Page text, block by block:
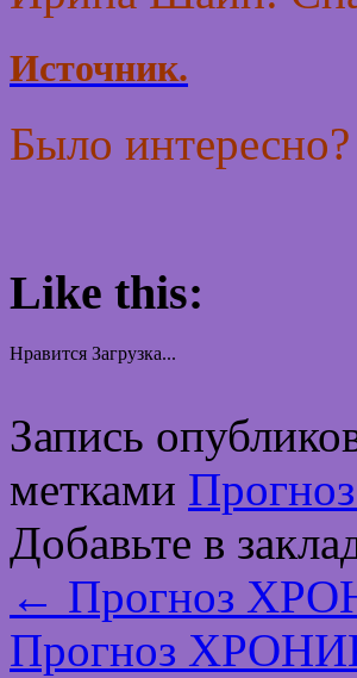
Источник.
Было
Like this:
Нравится Загрузка...
Запись
метками
Добавьте в
← Прогноз
Прогноз